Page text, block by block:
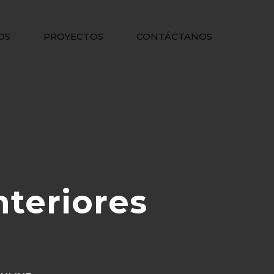
PROYECTOS CONTÁCTANOS